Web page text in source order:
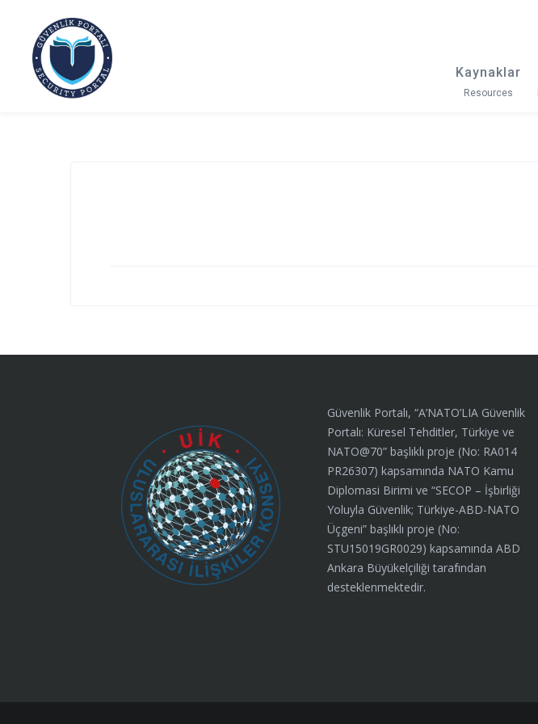
Kaynaklar
Resources
Güvenlik Portalı, “A’NATO’LIA Güvenlik
Portalı: Küresel Tehditler, Türkiye ve
NATO@70” başlıklı proje (No: RA014
PR26307) kapsamında NATO Kamu
Diplomasi Birimi ve “SECOP – İşbirliği
Yoluyla Güvenlik; Türkiye-ABD-NATO
Üçgeni” başlıklı proje (No:
STU15019GR0029) kapsamında ABD
Ankara Büyükelçiliği tarafından
desteklenmektedir.